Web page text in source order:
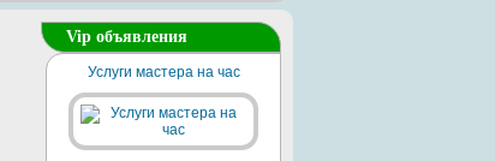
Vip объявления
Услуги мастера на час